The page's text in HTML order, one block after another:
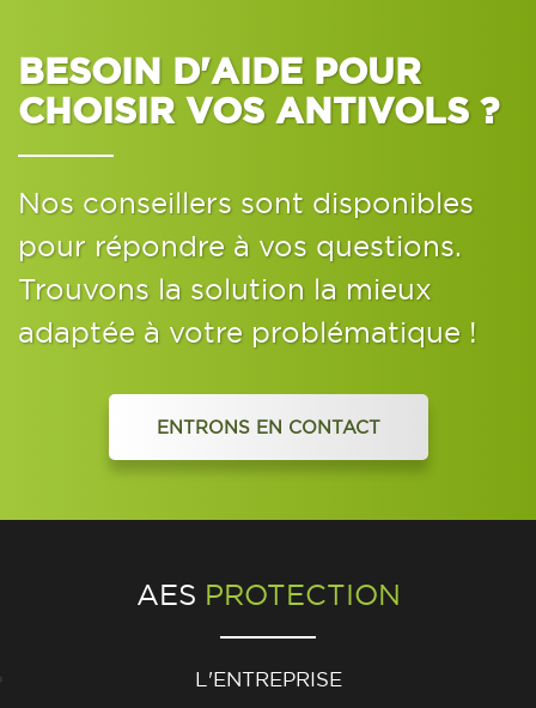
BESOIN D'AIDE POUR
CHOISIR VOS ANTIVOLS ?
Nos conseillers sont disponibles
pour répondre à vos questions.
Trouvons la solution la mieux
adaptée à votre problématique !
ENTRONS EN CONTACT
AES PROTECTION
L'ENTREPRISE